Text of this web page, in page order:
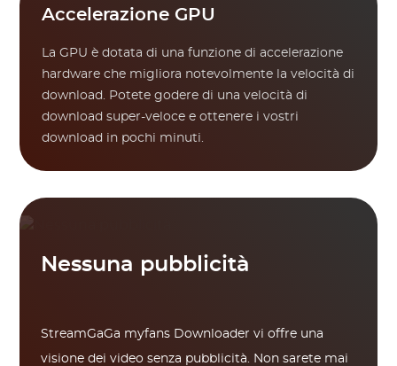
Accelerazione GPU
La GPU è dotata di una funzione di accelerazione
hardware che migliora notevolmente la velocità di
download. Potete godere di una velocità di
download super-veloce e ottenere i vostri
download in pochi minuti.
Nessuna pubblicità
StreamGaGa myfans Downloader vi offre una
visione dei video senza pubblicità. Non sarete mai